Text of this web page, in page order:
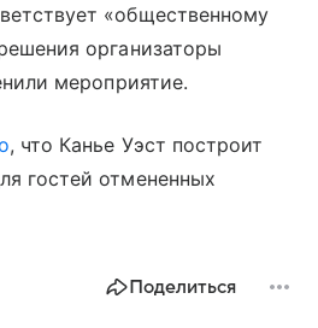
«общественному
организаторы
мероприятие.
, что Канье Уэст построит
гостей отмененных
Поделиться